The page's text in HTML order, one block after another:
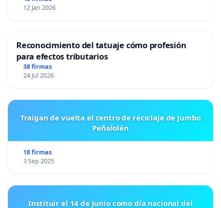
12 Jan 2026
Reconocimiento del tatuaje cómo profesión
para efectos tributarios
38 firmas
24 Jul 2026
Traigan de vuelta el centro de reciclaje de Jumbo
Peñalolén
18 firmas
3 Sep 2025
Instituir el 14 de Junio como día nacional del